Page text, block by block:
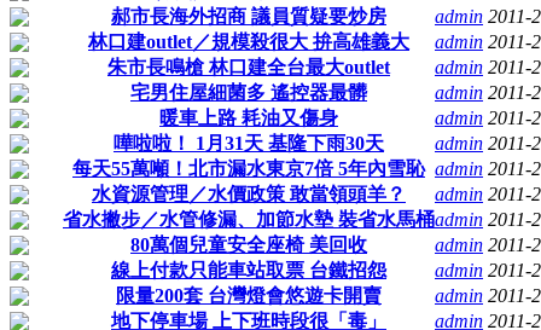
郝市長海外招商 議員質疑要炒房
admin 2011-
林口建outlet／規模殺很大 拚高雄義大
admin 2011-
朱市長鳴槍 林口建全台最大outlet
admin 2011-
宅男住屋細菌多 遙控器最髒
admin 2011-
暖車上路 耗油又傷身
admin 2011-
嘩啦啦！ 1月31天 基隆下雨30天
admin 2011-
每天55萬噸！北市漏水東京7倍 5年內雪恥 admin 2011-
水資源管理／水價政策 敢當領頭羊？
admin 2011-
省水撇步／水管修漏、加節水墊 裝省水馬桶admin 2011-
80萬個兒童安全座椅 美回收
admin 2011-
線上付款只能車站取票 台鐵招怨
admin 2011-
限量200套 台灣燈會悠遊卡開賣
admin 2011-
地下停車場 上下班時段很「毒」
admin 2011-